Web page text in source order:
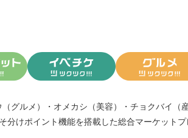
グルメ） ・ オメカシ（美容） ・ チョクバイ（
分けポイント機能を搭載した総合マーケットプ